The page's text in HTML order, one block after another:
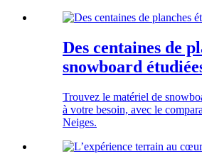
Des centaines de
snowboard
Trouvez le matériel de
à votre besoin, avec le
Neiges.